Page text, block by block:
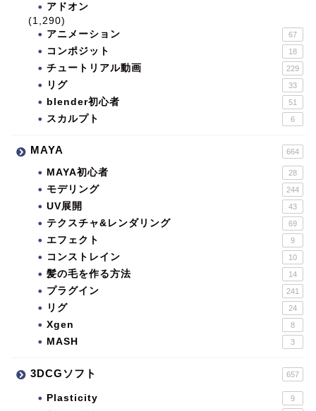
アドオン
(1,290)
アニメーション
67
コンポジット 18
チュートリアル動画 229
リグ 33
blender初心者 51
スカルプト 6
MAYA 664
MAYA初心者 28
モデリング 244
UV展開 43
テクスチャ&レンダリング 69
エフェクト 9
コンストレイン 10
髪の毛を作る方法 14
プラグイン 241
リグ 24
Xgen 8
MASH 3
3DCGソフト 657
Plasticity 9